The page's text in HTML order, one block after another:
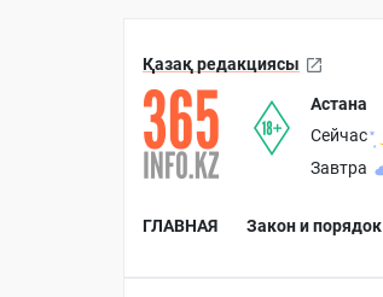
Қазақ редакциясы
Астана
Сейчас
Завтра
ГЛАВНАЯ Закон и порядок